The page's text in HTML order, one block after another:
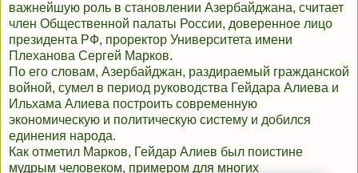
важнейшую роль в становлении Азербайджана, считает
член Общественной палаты России, доверенное лицо
президента РФ, проректор Университета имени
Плеханова Сергей Марков.
По его словам, Азербайджан, раздираемый гражданской
войной, сумел в период руководства Гейдара Алиева и
Ильхама Алиева построить современную
экономическую и политическую систему и добился
единения народа.
Как отметил Марков, Гейдар Алиев был поистине
мудрым человеком, примером для многих